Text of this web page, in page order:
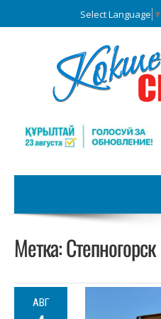
Select Language ▼
Метка:Степногорск
АВГ